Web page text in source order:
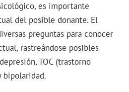
es importante
del posible donante. El
preguntas para conocer
rastreándose posibles
TOC (trastorno
bipolaridad.